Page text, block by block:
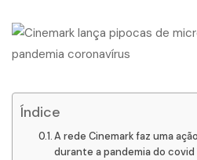
Índice
A rede Cinemark faz uma
durante a pandemia do covid